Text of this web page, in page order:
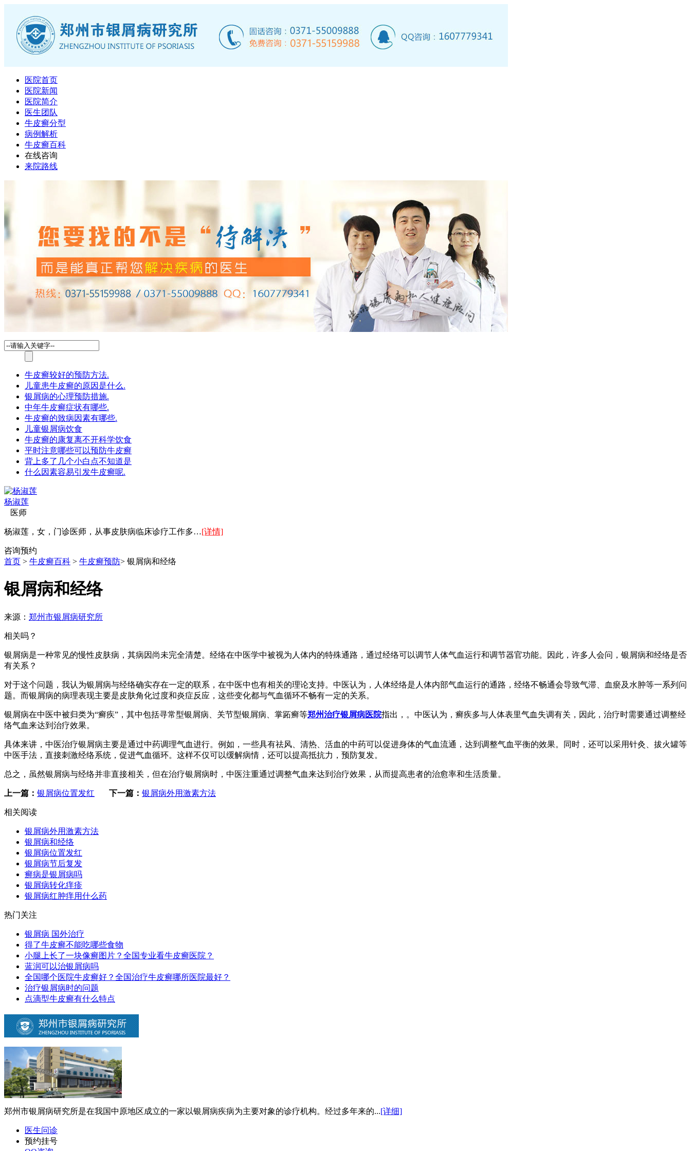
医院首页
医院新闻
医院简介
医生团队
牛皮癣分型
病例解析
牛皮癣百科
在线咨询
来院路线
牛皮癣较好的预防方法.
儿童患牛皮癣的原因是什么.
银屑病的心理预防措施.
中年牛皮癣症状有哪些.
牛皮癣的致病因素有哪些.
儿童银屑病饮食
牛皮癣的康复离不开科学饮食
平时注意哪些可以预防牛皮癣
背上多了几个小白点不知道是
什么因素容易引发牛皮癣呢.
杨淑莲
医师
杨淑莲，女，门诊医师，从事皮肤病临床诊疗工作多…[详情]
咨询预约
首页 > 牛皮癣百科 > 牛皮癣预防> 银屑病和经络
银屑病和经络
来源： 郑州市银屑病研究所
相关吗？
银屑病是一种常见的慢性皮肤病，其病因尚未完全清楚。经络在中医学中被视为人体内的特殊通路，通过经络可以调节人体气血运行和调节器官功能。因此，许多人会问，银屑病和经络是否
有关系？
对于这个问题，我认为银屑病与经络确实存在一定的联系，在中医中也有相关的理论支持。中医认为，人体经络是人体内部气血运行的通路，经络不畅通会导致气滞、血瘀及水肿等一系列问
题。而银屑病的病理表现主要是皮肤角化过度和炎症反应，这些变化都与气血循环不畅有一定的关系。
银屑病在中医中被归类为“癣疾”，其中包括寻常型银屑病、关节型银屑病、掌跖癣等郑州治疗银屑病医院指出，。中医认为，癣疾多与人体表里气血失调有关，因此，治疗时需要通过调整经
络气血来达到治疗效果。
具体来讲，中医治疗银屑病主要是通过中药调理气血进行。例如，一些具有祛风、清热、活血的中药可以促进身体的气血流通，达到调整气血平衡的效果。同时，还可以采用针灸、拔火罐等
中医手法，直接刺激经络系统，促进气血循环。这样不仅可以缓解病情，还可以提高抵抗力，预防复发。
总之，虽然银屑病与经络并非直接相关，但在治疗银屑病时，中医注重通过调整气血来达到治疗效果，从而提高患者的治愈率和生活质量。
上一篇： 银屑病位置发红 下一篇： 银屑病外用激素方法
相关阅读
银屑病外用激素方法
银屑病和经络
银屑病位置发红
银屑病节后复发
癣病是银屑病吗
银屑病转化痒疹
银屑病红肿痒用什么药
热门关注
银屑病 国外治疗
得了牛皮癣不能吃哪些食物
小腿上长了一块像癣图片？全国专业看牛皮癣医院？
蓝润可以治银屑病吗
全国哪个医院牛皮癣好？全国治疗牛皮癣哪所医院最好？
治疗银屑病时的问题
点滴型牛皮癣有什么特点
郑州市银屑病研究所是在我国中原地区成立的一家以银屑病疾病为主要对象的诊疗机构。经过多年来的...[详细]
医生问诊
预约挂号